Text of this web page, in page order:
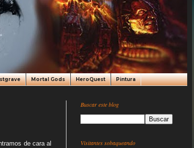
Mortal Gods HeroQuest Pintura
de cara al
Buscar este blog
Visitantes sobaqueando